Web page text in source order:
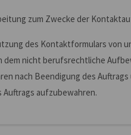
zum Zwecke der
des Kontaktformulars von
nicht berufsrechtliche
nach Beendigung des
Auftrags aufzubewahren.